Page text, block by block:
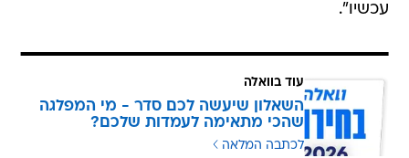
עכשיו".
עוד בוואלה
השאלון שיעשה לכם סדר - מי המפלגה
שהכי מתאימה לעמדות שלכם?
לכתבה המלאה